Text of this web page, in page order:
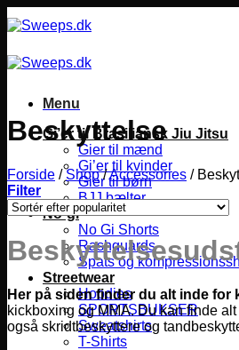
til
Menu
Gi’er til Brasiliansk Jiu Jitsu
Gier til mænd
Gi’er til kvinder
Gier til børn
BJJ bælter
No-gi
No Gi Shorts
Rashguards
Spats og
Streetwear
Hoodies
SPORTSBUKSER
Sweatshirts
T-Shirts
Beskyttelse
Forside / Shop /Accessories /
Filter
Her på siden finder du alt inde
kickboxing og MMA.Du kan finde
også skridtbeskyttere og